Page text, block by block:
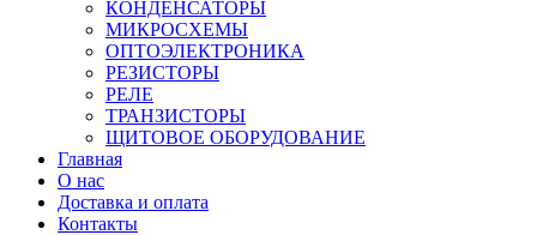
КОНДЕНСАТОРЫ
МИКРОСХЕМЫ
ОПТОЭЛЕКТРОНИКА
РЕЗИСТОРЫ
РЕЛЕ
ТРАНЗИСТОРЫ
ЩИТОВОЕ ОБОРУДОВАНИЕ
Главная
О нас
Доставка и оплата
Контакты